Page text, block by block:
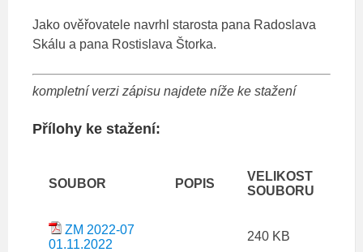
Jako ověřovatele navrhl starosta pana Radoslava
Skálu a pana Rostislava Štorka.
kompletní verzi zápisu najdete níže ke stažení
Přílohy ke stažení:
SOUBOR POPIS
VELIKOST
SOUBORU
ZM 2022-07
01.11.2022
240 KB